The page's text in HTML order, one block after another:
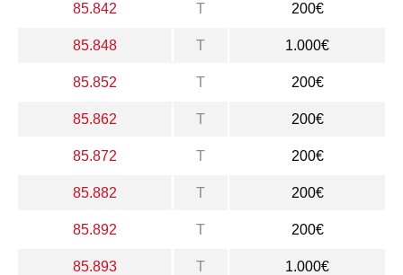
85.842 T 200€
85.848 T 1.000€
85.852 T 200€
85.862 T 200€
85.872 T 200€
85.882 T 200€
85.892 T 200€
85.893 T 1.000€